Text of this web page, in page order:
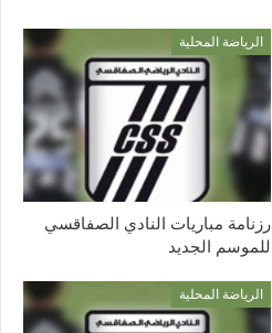
الرياضة المحلية
رزنامة مباريات النادي الصفاقسي
للموسم الجديد
الرياضة المحلية